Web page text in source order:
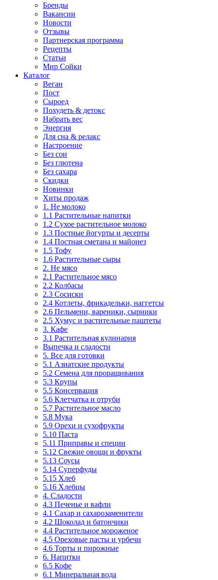
Бренды
Вакансии
Новости
Отзывы
Партнерская программа
Рецепты
Статьи
Мир Сойки
Каталог
Веган
Пост
Сыроед
Похудеть & детокс
Набрать вес
Энергия
Для сна & релакс
Настроение
Без сои
Без глютена
Без сахара
Скидки
Новинки
Хиты продаж
1. Не молоко
1.1 Растительные напитки
1.2 Сухое растительное молоко
1.3 Постные йогурты и десерты
1.4 Постная сметана и майонез
1.5 Тофу
1.6 Растительные сыры
2. Не мясо
2.1 Растительное мясо
2.2 Колбасы
2.3 Сосиски
2.4 Котлеты, фрикадельки, наггетсы
2.6 Пельмени, вареники, сырники
2.5 Хумус и растительные паштеты
3. Кафе
3.1 Растительная кулинария
Выпечка и сладости
5. Все для готовки
5.1 Азиатские продукты
5.2 Семена для проращивания
5.3 Крупы
5.5 Консервация
5.6 Клетчатка и отруби
5.7 Растительное масло
5.8 Мука
5.9 Орехи и сухофрукты
5.10 Паста
5.11 Приправы и специи
5.12 Свежие овощи и фрукты
5.13 Соусы
5.14 Суперфуды
5.15 Хлеб
5.16 Хлебцы
4. Сладости
4.3 Печенье и вафли
4.1 Сахар и сахарозаменители
4.2 Шоколад и батончики
4.4 Растительное мороженое
4.5 Ореховые пасты и урбечи
4.6 Торты и пирожные
6. Напитки
6.5 Кофе
6.1 Минеральная вода